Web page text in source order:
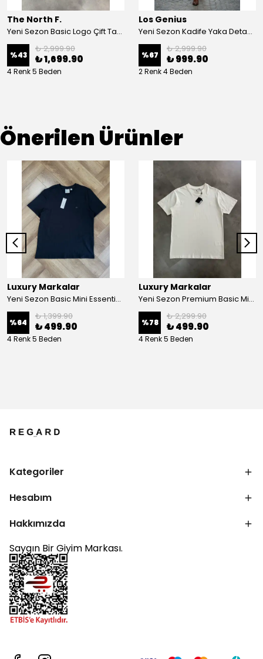
The North F.
Yeni Sezon Basic Logo Çift Taraflı Peluş Ceket
%43
₺ 2,999.90
₺ 1,699.90
4 Renk 5 Beden
Los Genius
Yeni Sezon Kadife Yaka Detaylı Casual Ceket
%67
₺ 2,999.90
₺ 999.90
2 Renk 4 Beden
Önerilen Ürünler
Luxury Markalar
Yeni Sezon Basic Mini Essential Logo T-shirt
%64
₺ 1,399.90
₺ 499.90
4 Renk 5 Beden
Luxury Markalar
Yeni Sezon Premium Basic Mini Logo Classic T-shirt
%78
₺ 2,299.90
₺ 499.90
4 Renk 5 Beden
Kategoriler
Hesabım
Hakkımızda
Saygın Bir Giyim Markası.